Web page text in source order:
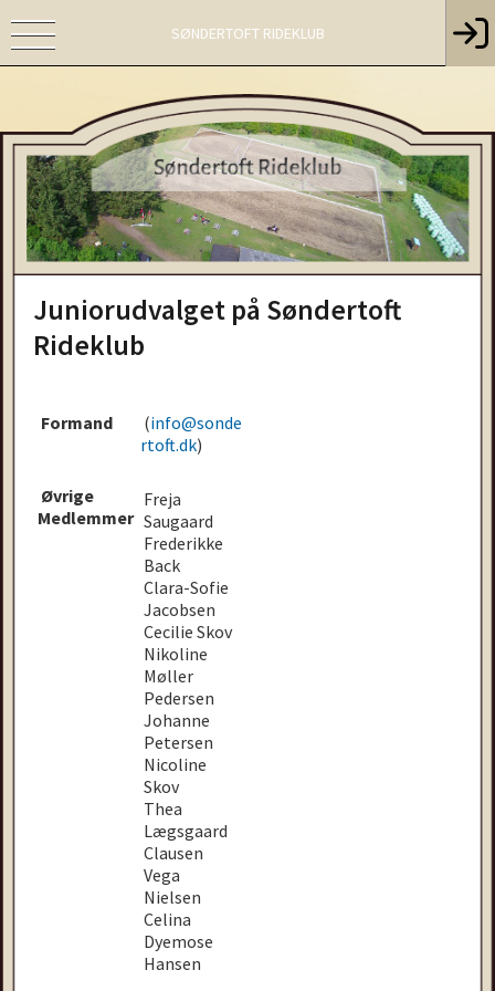
SØNDERTOFT RIDEKLUB
Juniorudvalget på Søndertoft
Rideklub
Formand (info@sonde
rtoft.dk)
Øvrige
Medlemmer
Freja
Saugaard
Frederikke
Back
Clara-Sofie
Jacobsen
Cecilie Skov
Nikoline
Møller
Pedersen
Johanne
Petersen
Nicoline
Skov
Thea
Lægsgaard
Clausen
Vega
Nielsen
Celina
Dyemose
Hansen